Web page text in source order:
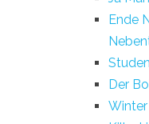
Ende
Der
Winter